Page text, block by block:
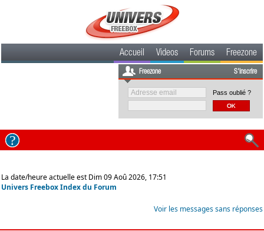
Accueil Videos Forums Freezone
Freezone S'inscrire
Pass oublié ?
La date/heure actuelle est Dim 09 Aoû 2026, 17:51
Univers Freebox Index du Forum
Voir les messages sans réponses